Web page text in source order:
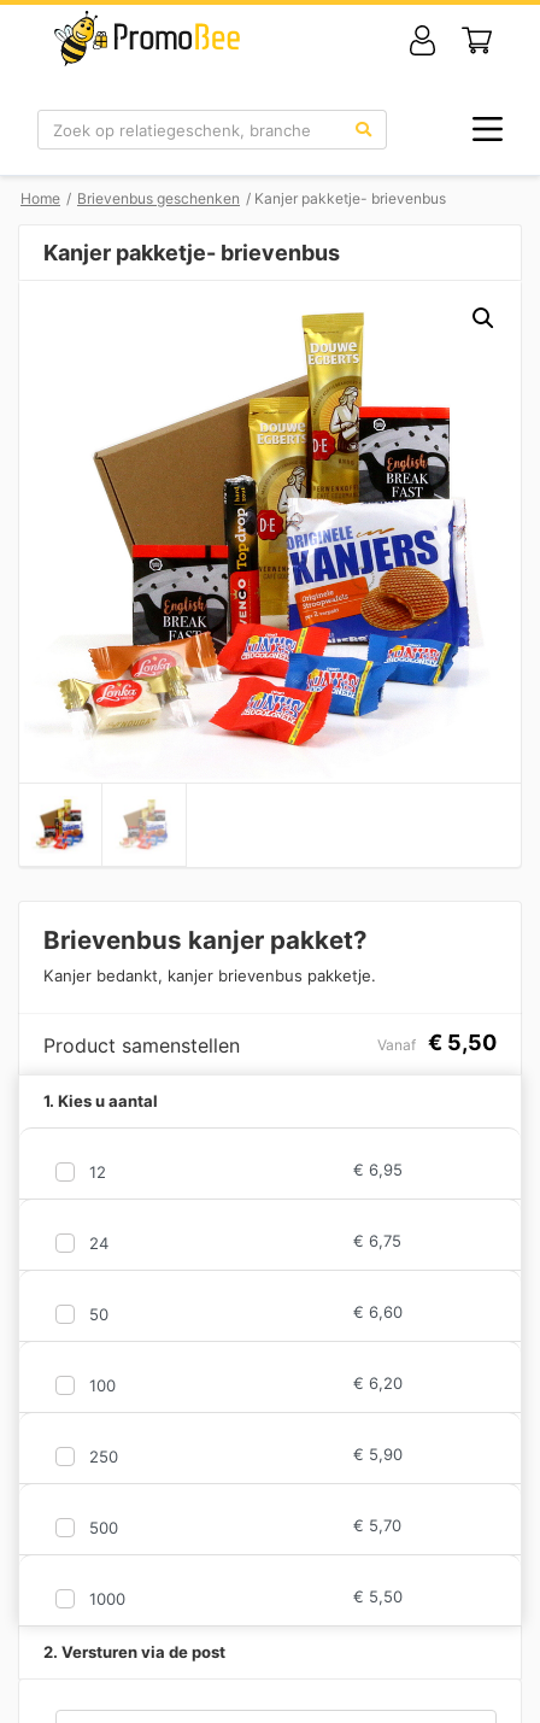
Zoek
Home / Brievenbus geschenken / Kanjer pakketje- brievenbus
Kanjer pakketje- brievenbus
Brievenbus kanjer pakket?
Kanjer bedankt, kanjer brievenbus pakketje.
Product samenstellen Vanaf € 5,50
1. Kies u aantal
12 € 6,95
24 € 6,75
50 € 6,60
100 € 6,20
250 € 5,90
500 € 5,70
1000 € 5,50
2. Versturen via de post